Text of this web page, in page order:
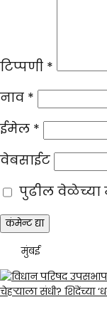
टिप्पणी *
नाव *
ईमेल *
वेबसाईट
पुढील वेळेच्या
मुंबई